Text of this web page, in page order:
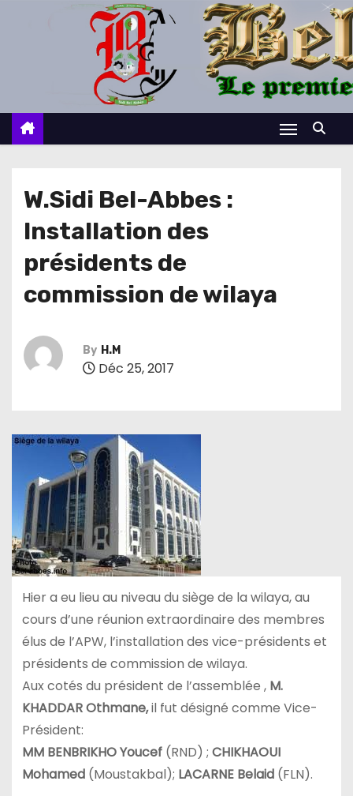
c
W.Sidi Bel-Abbes :
Installation des
présidents de
commission de wilaya
By H.M
Déc 25, 2017
Hier a eu lieu au niveau du siège de la wilaya, au
cours d’une réunion extraordinaire des membres
élus de l’APW, l’installation des vice-présidents et
présidents de commission de wilaya.
Aux cotés du président de l’assemblée ,M.
KHADDAR Othmane,il fut désigné comme Vice-
Président:
MM BENBRIKHO Youcef(RND) ; CHIKHAOUI
Mohamed(Moustakbal); LACARNE Belaid(FLN).